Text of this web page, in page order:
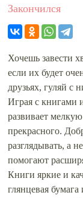
Закончился
Хочешь завести
если их будет
друзьях, гуляй с
Играя с книгами
развивает
прекрасного.
разглядывать, а
помогают
Книги яркие и
глянцевая